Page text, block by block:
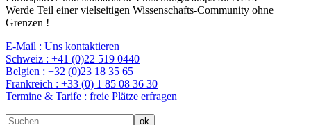
Werde Teil einer vielseitigen Wissenschafts-Community ohne
Grenzen !
E-Mail : Uns kontaktieren
Schweiz : +41 (0)22 519 0440
Belgien : +32 (0)23 18 35 65
Frankreich : +33 (0) 1 85 08 36 30
Termine & Tarife : freie Plätze erfragen